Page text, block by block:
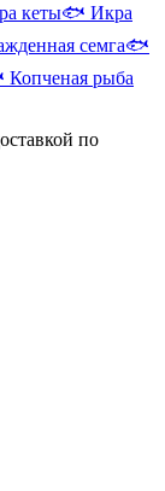
кеты🐟 Икра
семга🐟
Копченая рыба
по